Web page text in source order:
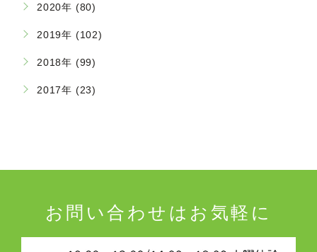
2020年 (80)
2019年 (102)
2018年 (99)
2017年 (23)
お問い合わせはお気軽に